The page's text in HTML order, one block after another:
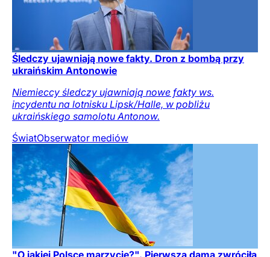
Śledczy ujawniają nowe fakty. Dron z bombą przy
ukraińskim Antonowie
Niemieccy śledczy ujawniają nowe fakty ws.
incydentu na lotnisku Lipsk/Halle, w pobliżu
ukraińskiego samolotu Antonow.
ŚwiatObserwator mediów